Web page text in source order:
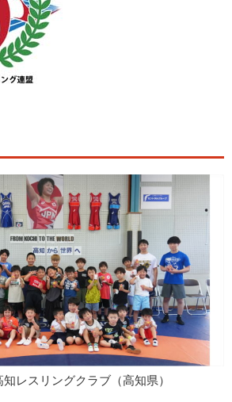
知レスリングクラブ（高知県）